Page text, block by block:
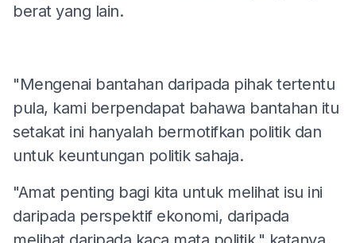
berat yang lain.
"Mengenai bantahan daripada pihak tertentu
pula, kami berpendapat bahawa bantahan itu
setakat ini hanyalah bermotifkan politik dan
untuk keuntungan politik sahaja.
"Amat penting bagi kita untuk melihat isu ini
daripada perspektif ekonomi, daripada